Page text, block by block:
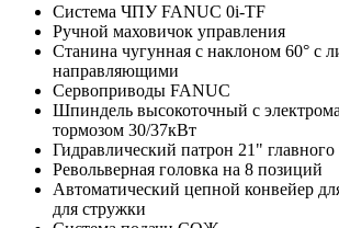
Система ЧПУ FANUC 0i-TF
Ручной маховичок управления
Станина чугунная с наклоном 60° с
направляющими
Сервоприводы FANUC
Шпиндель высокоточный с
тормозом 30/37кВт
Гидравлический патрон 21"
Револьверная головка на 8 позиций
Автоматический цепной конвейер
для стружки